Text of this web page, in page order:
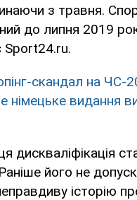
з травня.
до липня 2019
Sport24.ru.
скандал на ЧС-
німецьке видання
дискваліфікація
його не
історію